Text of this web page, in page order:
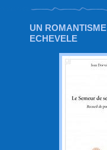
UN ROMANTISME
ECHEVELE